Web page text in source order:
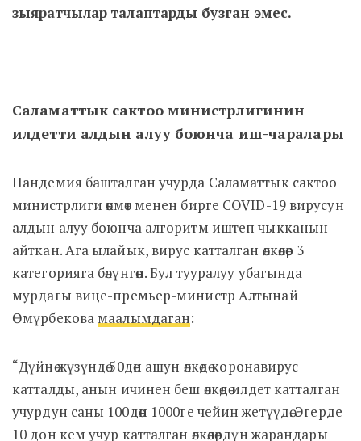
зыяратчылар талаптарды бузган эмес.
Саламаттык сактоо министрлигинин
илдетти алдын алуу боюнча иш-чаралары
Пандемия башталган учурда Саламаттык сактоо
министрлиги өкмөт менен бирге COVID-19 вирусун
алдын алуу боюнча алгоритм иштеп чыкканын
айткан. Ага ылайык, вирус катталган өлкөлөр 3
категорияга бөлүнгөн. Бул тууралуу убагында
мурдагы вице-премьер-министр Алтынай
Өмүрбекова маалымдаган:
“Дүйнө жүзүндө 50дөн ашун өлкөдө коронавирус
катталды, анын ичинен беш өлкөдө илдет катталган
учурдун саны 100дөн 1000ге чейин жетүүдө. Эгерде
10 дон кем учур катталган өлкөлөрдүн жарандары